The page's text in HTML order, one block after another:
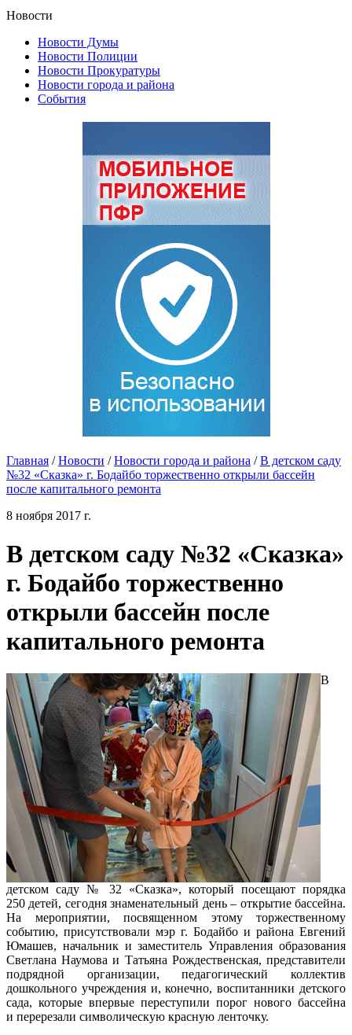
Новости
Новости Думы
Новости Полиции
Новости Прокуратуры
Новости города и района
События
Главная / Новости / Новости города и района / В детском саду
№32 «Сказка» г. Бодайбо торжественно открыли бассейн
после капитального ремонта
8 ноября 2017 г.
В детском саду №32 «Сказка»
г. Бодайбо торжественно
открыли бассейн после
капитального ремонта
В
детском саду № 32 «Сказка», который посещают порядка
250 детей, сегодня знаменательный день – открытие бассейна.
На мероприятии, посвященном этому торжественному
событию, присутствовали мэр г. Бодайбо и района Евгений
Юмашев, начальник и заместитель Управления образования
Светлана Наумова и Татьяна Рождественская, представители
подрядной организации, педагогический коллектив
дошкольного учреждения и, конечно, воспитанники детского
сада, которые впервые переступили порог нового бассейна
и перерезали символическую красную ленточку.